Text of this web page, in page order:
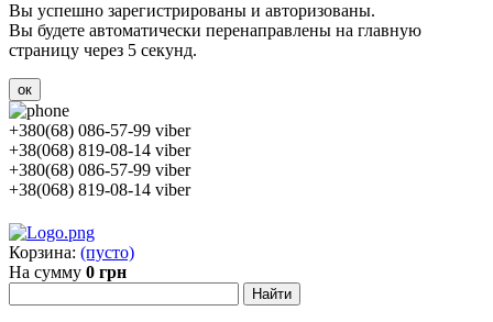
Вы успешно зарегистрированы и авторизованы.
Вы будете автоматически перенаправлены на главную
страницу через 5 секунд.
ок
+380(68) 086-57-99 viber
+38(068) 819-08-14 viber
+380(68) 086-57-99 viber
+38(068) 819-08-14 viber
Корзина: (пусто)
На сумму 0 грн